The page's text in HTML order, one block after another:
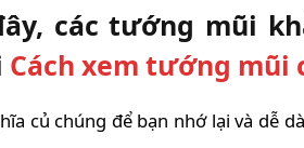
các tướng mũi
Cách xem tướng mũi
củ chúng để bạn nhớ lại và dễ